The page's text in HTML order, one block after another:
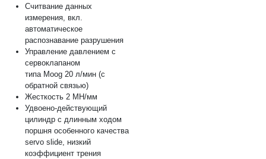
Считвание данных
измерения, вкл.
автоматическое
распознавание разрушения
Управление давлением с
сервоклапаном
типа Moog 20 л/мин (с
обратной связью)
Жесткость 2 МН/мм
Удвоено-действующий
цилиндр с длинным ходом
поршня особенного качества
servo slide, низкий
коэффициент трения